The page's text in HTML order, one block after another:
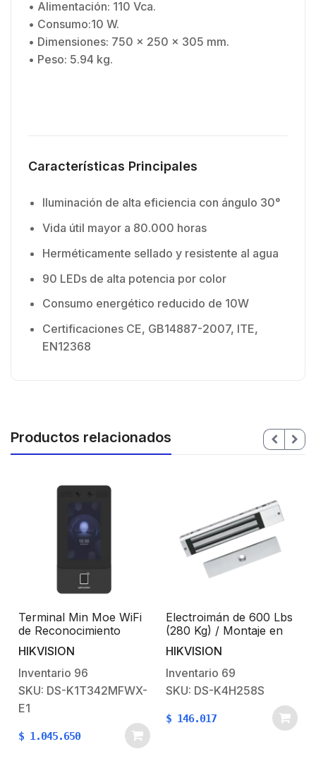
• Alimentación: 110 Vca.
• Consumo:10 W.
• Dimensiones: 750 x 250 x 305 mm.
• Peso: 5.94 kg.
Características Principales
Iluminación de alta eficiencia con ángulo 30°
Vida útil mayor a 80.000 horas
Herméticamente sellado y resistente al agua
90 LEDs de alta potencia por color
Consumo energético reducido de 10W
Certificaciones CE, GB14887-2007, ITE,
EN12368
Productos relacionados
Terminal Min Moe WiFi
de Reconocimiento
Facial y Huella con
lector MIFARE / Exterior
IP65 / Hasta 1.5 mts en
lectura de rostro /
Soporta P2P Hik-
Connect / 1,500 Rostros
Videoportero / POE.
HIKVISION
Inventario 96
SKU: DS-K1T342MFWX-
E1
$ 1.045.650
Electroimán de 600 Lbs
(280 Kg) / Montaje en
Puerta Normal o de
Vidrio / Certificado CE /
Para Uso en Interior /
Indicador LED /
Magnetismo Anti-
residual
HIKVISION
Inventario 69
SKU: DS-K4H258S
$ 146.017